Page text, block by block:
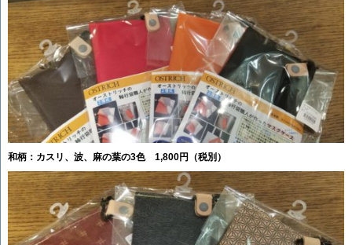
和柄：カスリ、波、麻の葉の3色 1,800円（税別）